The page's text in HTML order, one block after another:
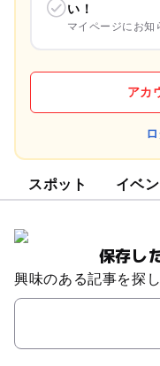
い！
マイページにお知
アカ
スポット イベン
保存し
興味のある記事を探